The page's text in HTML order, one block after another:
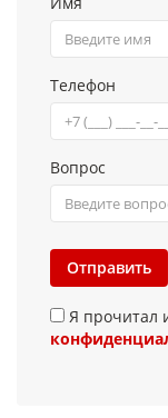
Телефон
Вопрос
Отправить
Я прочитал